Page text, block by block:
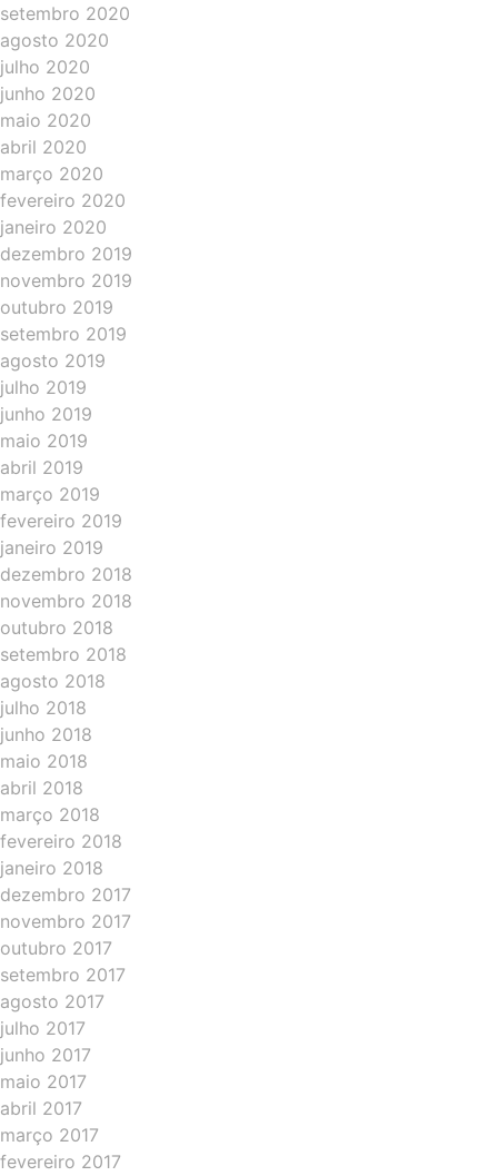
setembro 2020
agosto 2020
julho 2020
junho 2020
maio 2020
abril 2020
março 2020
fevereiro 2020
janeiro 2020
dezembro 2019
novembro 2019
outubro 2019
setembro 2019
agosto 2019
julho 2019
junho 2019
maio 2019
abril 2019
março 2019
fevereiro 2019
janeiro 2019
dezembro 2018
novembro 2018
outubro 2018
setembro 2018
agosto 2018
julho 2018
junho 2018
maio 2018
abril 2018
março 2018
fevereiro 2018
janeiro 2018
dezembro 2017
novembro 2017
outubro 2017
setembro 2017
agosto 2017
julho 2017
junho 2017
maio 2017
abril 2017
março 2017
fevereiro 2017